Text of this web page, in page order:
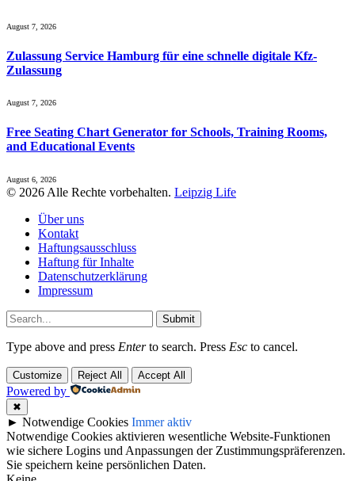
August 7, 2026
Zulassung Service Hamburg für eine schnelle digitale Kfz-
Zulassung
August 7, 2026
Free Seating Chart Generator for Schools, Training Rooms,
and Educational Events
August 6, 2026
© 2026 Alle Rechte vorbehalten. Leipzig Life
Über uns
Kontakt
Haftungsausschluss
Haftung für Inhalte
Datenschutzerklärung
Impressum
Submit
Type above and press Enterto search. Press Esc to cancel.
Customize Reject All Accept All
Powered by
✖
► Notwendige Cookies Immer aktiv
Notwendige Cookies aktivieren wesentliche Website-Funktionen
wie sichere Logins und Anpassungen der Zustimmungspräferenzen.
Sie speichern keine persönlichen Daten.